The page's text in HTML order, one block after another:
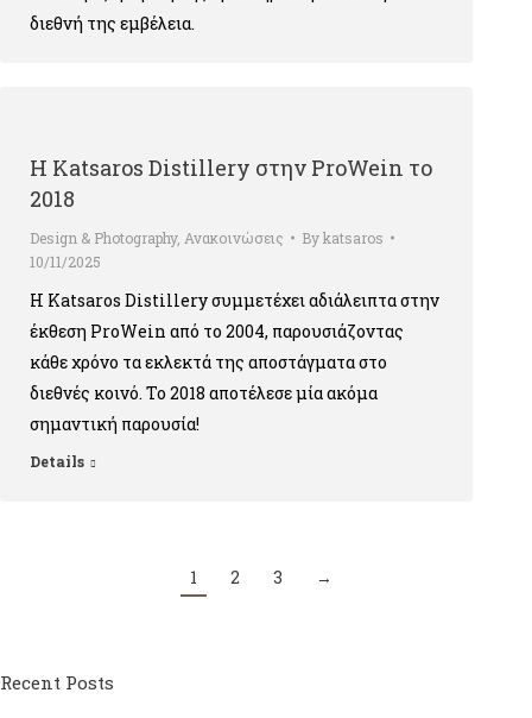
διεθνή της εμβέλεια.
Η Katsaros Distillery στην ProWein το
2018
Design & Photography, Ανακοινώσεις Bykatsaros
10/11/2025
Η Katsaros Distillery συμμετέχει αδιάλειπτα στην
έκθεση ProWein από το 2004, παρουσιάζοντας
κάθε χρόνο τα εκλεκτά της αποστάγματα στο
διεθνές κοινό. Το 2018 αποτέλεσε μία ακόμα
σημαντική παρουσία!
Details
1 2 3 →
Recent Posts